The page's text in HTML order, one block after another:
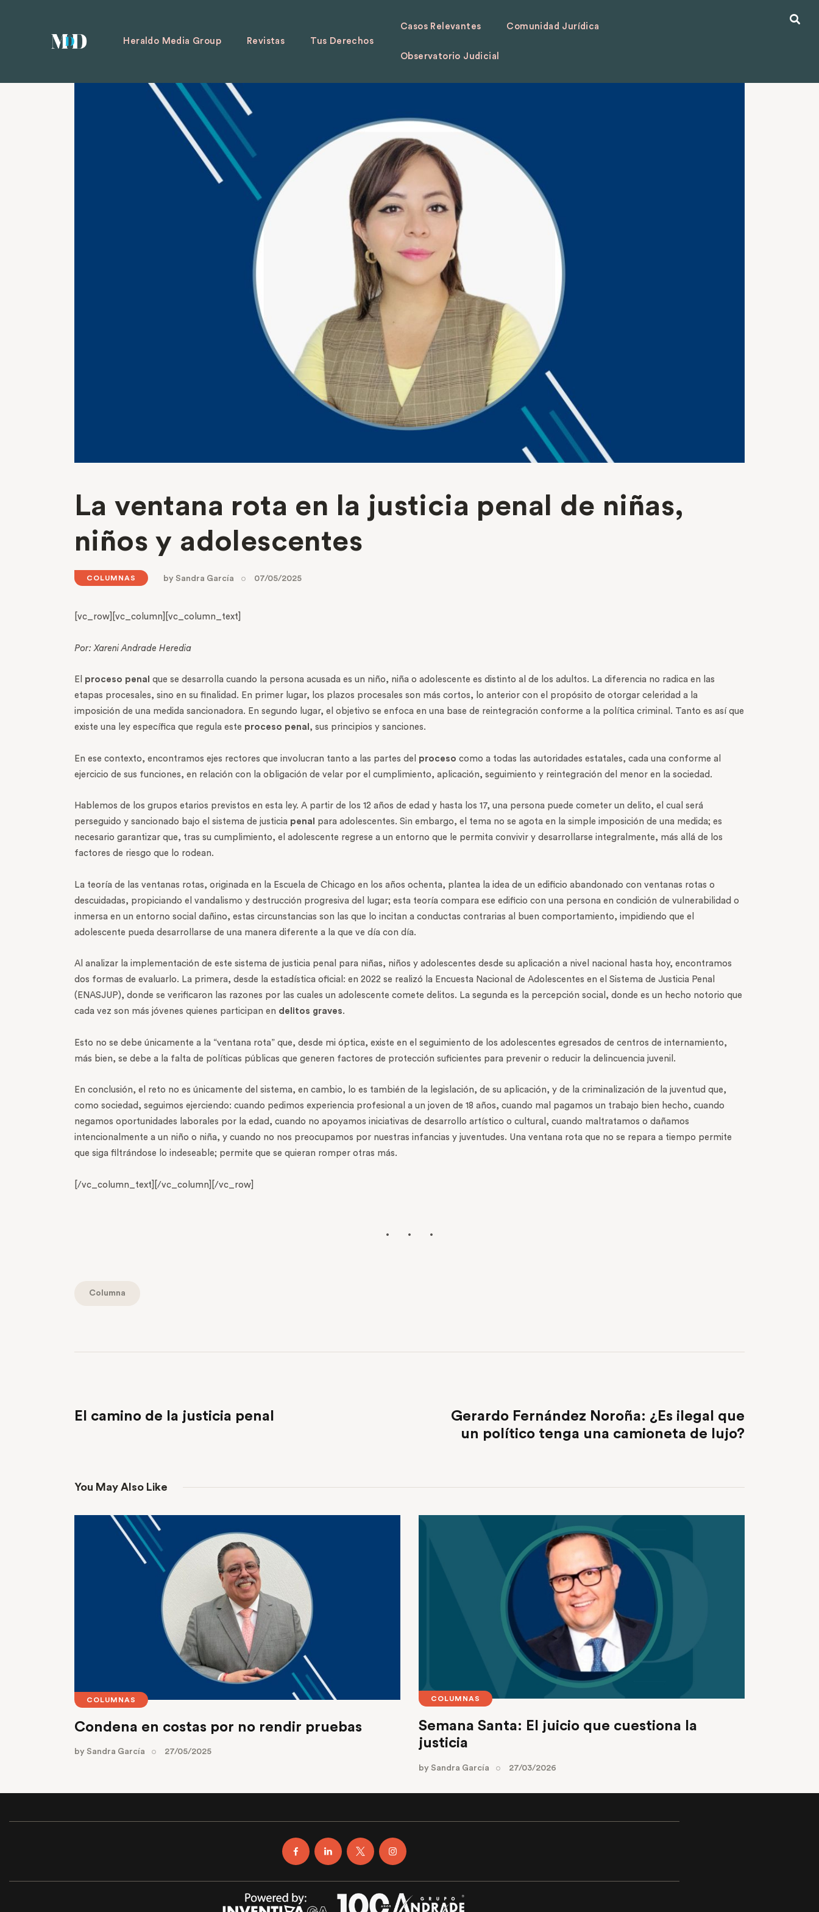
Heraldo Media Group Revistas Tus Derechos
Casos Relevantes Comunidad Jurídica
Observatorio Judicial
La ventana rota en la justicia penal de niñas,
niños y adolescentes
COLUMNAS bySandra García 07/05/2025
[vc_row][vc_column][vc_column_text]
Por: Xareni Andrade Heredia
El proceso penal que se desarrolla cuando la persona acusada es un niño, niña o adolescente es distinto al de los adultos. La diferencia no radica en las
etapas procesales, sino en su finalidad. En primer lugar, los plazos procesales son más cortos, lo anterior con el propósito de otorgar celeridad a la
imposición de una medida sancionadora. En segundo lugar, el objetivo se enfoca en una base de reintegración conforme a la política criminal. Tanto es así que
existe una ley específica que regula este proceso penal , sus principios y sanciones.
En ese contexto, encontramos ejes rectores que involucran tanto a las partes del proceso como a todas las autoridades estatales, cada una conforme al
ejercicio de sus funciones, en relación con la obligación de velar por el cumplimiento, aplicación, seguimiento y reintegración del menor en la sociedad.
Hablemos de los grupos etarios previstos en esta ley. A partir de los 12 años de edad y hasta los 17, una persona puede cometer un delito, el cual será
perseguido y sancionado bajo el sistema de justicia penal
para adolescentes. Sin embargo, el tema no se agota en la simple imposición de una medida; es
necesario garantizar que, tras su cumplimiento, el adolescente regrese a un entorno que le permita convivir y desarrollarse integralmente, más allá de los
factores de riesgo que lo rodean.
La teoría de las ventanas rotas, originada en la Escuela de Chicago en los años ochenta, plantea la idea de un edificio abandonado con ventanas rotas o
descuidadas, propiciando el vandalismo y destrucción progresiva del lugar; esta teoría compara ese edificio con una persona en condición de vulnerabilidad o
inmersa en un entorno social dañino, estas circunstancias son las que lo incitan a conductas contrarias al buen comportamiento, impidiendo que el
adolescente pueda desarrollarse de una manera diferente a la que ve día con día.
Al analizar la implementación de este sistema de justicia penal para niñas, niños y adolescentes desde su aplicación a nivel nacional hasta hoy, encontramos
dos formas de evaluarlo. La primera, desde la estadística oficial: en 2022 se realizó la Encuesta Nacional de Adolescentes en el Sistema de Justicia Penal
(ENASJUP), donde se verificaron las razones por las cuales un adolescente comete delitos. La segunda es la percepción social, donde es un hecho notorio que
cada vez son más jóvenes quienes participan en delitos graves.
Esto no se debe únicamente a la “ventana rota” que, desde mi óptica, existe en el seguimiento de los adolescentes egresados de centros de internamiento,
más bien, se debe a la falta de políticas públicas que generen factores de protección suficientes para prevenir o reducir la delincuencia juvenil.
En conclusión, el reto no es únicamente del sistema, en cambio, lo es también de la legislación, de su aplicación, y de la criminalización de la juventud que,
como sociedad, seguimos ejerciendo: cuando pedimos experiencia profesional a un joven de 18 años, cuando mal pagamos un trabajo bien hecho, cuando
negamos oportunidades laborales por la edad, cuando no apoyamos iniciativas de desarrollo artístico o cultural, cuando maltratamos o dañamos
intencionalmente a un niño o niña, y cuando no nos preocupamos por nuestras infancias y juventudes. Una ventana rota que no se repara a tiempo permite
que siga filtrándose lo indeseable; permite que se quieran romper otras más.
[/vc_column_text][/vc_column][/vc_row]
Columna
El camino de la justicia penal
Gerardo Fernández Noroña: ¿Es ilegal que
un político tenga una camioneta de lujo?
You May Also Like
COLUMNAS
Condena en costas por no rendir pruebas
by Sandra García 27/05/2025
COLUMNAS
Semana Santa: El juicio que cuestiona la
justicia
by Sandra García 27/03/2026